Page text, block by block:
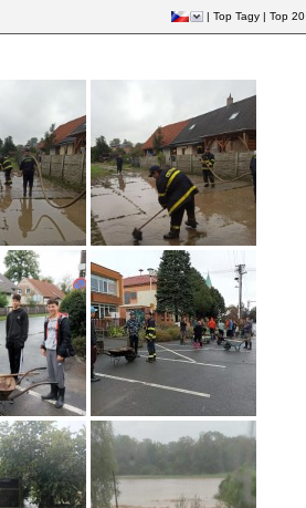
| Top Tagy | Top 20